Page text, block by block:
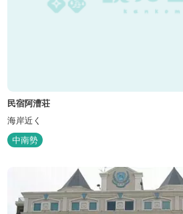
民宿阿漕荘
海岸近く
中南勢